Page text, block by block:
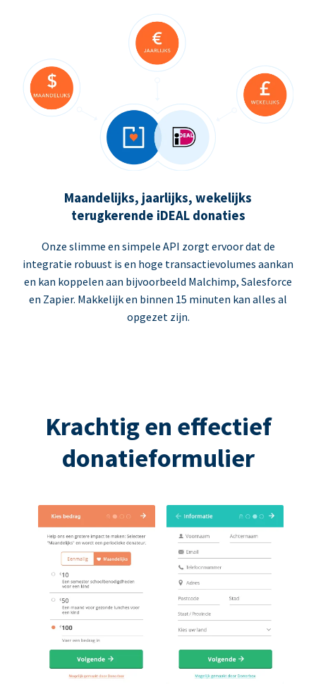
Maandelijks, jaarlijks, wekelijks
terugkerende iDEAL donaties
Onze slimme en simpele API zorgt ervoor dat de
integratie robuust is en hoge transactievolumes aankan
en kan koppelen aan bijvoorbeeld Malchimp, Salesforce
en Zapier. Makkelijk en binnen 15 minuten kan alles al
opgezet zijn.
Krachtig en effectief
donatieformulier